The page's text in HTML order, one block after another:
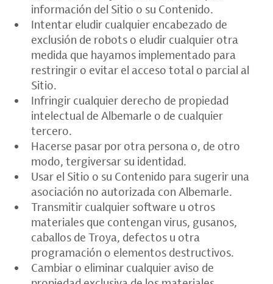
información del Sitio o su Contenido.
Intentar eludir cualquier encabezado de
exclusión de robots o eludir cualquier otra
medida que hayamos implementado para
restringir o evitar el acceso total o parcial al
Sitio.
Infringir cualquier derecho de propiedad
intelectual de Albemarle o de cualquier
tercero.
Hacerse pasar por otra persona o, de otro
modo, tergiversar su identidad.
Usar el Sitio o su Contenido para sugerir una
asociación no autorizada con Albemarle.
Transmitir cualquier software u otros
materiales que contengan virus, gusanos,
caballos de Troya, defectos u otra
programación o elementos destructivos.
Cambiar o eliminar cualquier aviso de